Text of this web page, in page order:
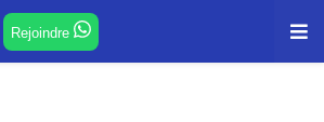
Rejoindre